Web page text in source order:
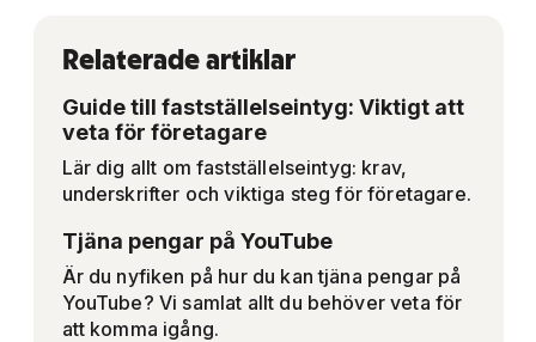
Relaterade artiklar
Guide till fastställelseintyg: Viktigt att
veta för företagare
Lär dig allt om fastställelseintyg: krav,
underskrifter och viktiga steg för företagare.
Tjäna pengar på YouTube
Är du nyfiken på hur du kan tjäna pengar på
YouTube? Vi samlat allt du behöver veta för
att komma igång.